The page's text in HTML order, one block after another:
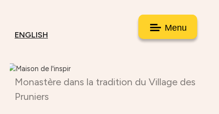
Menu
ENGLISH
Monastère dans la tradition du Village des
Pruniers